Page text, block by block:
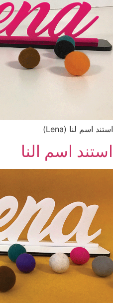
استند اسم لنا (Lena)
استند اسم النا